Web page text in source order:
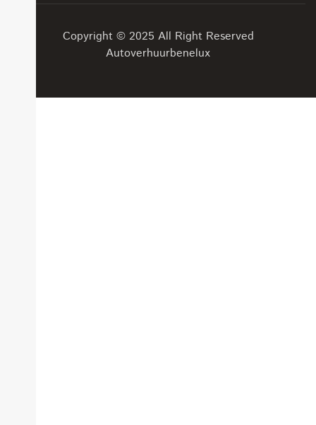
Copyright © 2025 All Right Reserved
Autoverhuurbenelux